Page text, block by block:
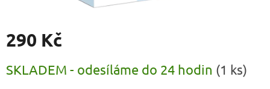
290 Kč
cena:
SKLADEM - odesíláme do 24 hodin (1 ks)